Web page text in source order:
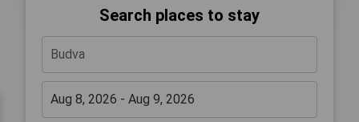
Search places to stay